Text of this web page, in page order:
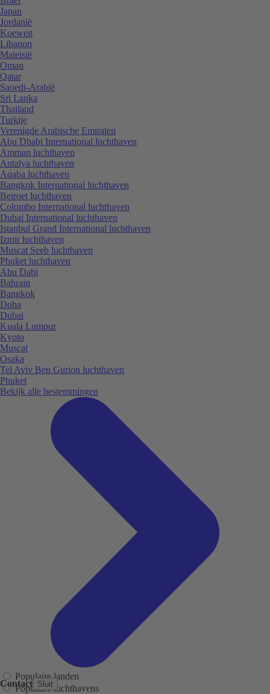
Contact Sluit
Japan
Jordanië
Koeweit
Libanon
Maleisië
Oman
Qatar
Saoedi-Arabië
Sri Lanka
Thailand
Turkije
Verenigde Arabische Emiraten
Abu Dhabi International luchthaven
Amman luchthaven
Antalya luchthaven
Aqaba luchthaven
Bangkok International luchthaven
Beiroet luchthaven
Colombo International luchthaven
Dubai International luchthaven
Istanbul Grand International luchthaven
Izmir luchthaven
Muscat Seeb luchthaven
Phuket luchthaven
Abu Dabi
Bahrain
Bangkok
Doha
Dubai
Kuala Lumpur
Kyoto
Muscat
Osaka
Tel Aviv Ben Gurion luchthaven
Phuket
Bekijk alle bestemmingen
Populaire landen
Populaire luchthavens